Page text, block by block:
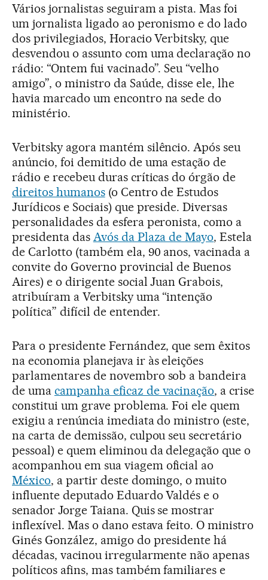
Vários jornalistas seguiram a pista. Mas foi
um jornalista ligado ao peronismo e do lado
dos privilegiados, Horacio Verbitsky, que
desvendou o assunto com uma declaração no
rádio: “Ontem fui vacinado”. Seu “velho
amigo”, o ministro da Saúde, disse ele, lhe
havia marcado um encontro na sede do
ministério.
Verbitsky agora mantém silêncio. Após seu
anúncio, foi demitido de uma estação de
rádio e recebeu duras críticas do órgão de
direitos humanos(o Centro de Estudos
Jurídicos e Sociais) que preside. Diversas
personalidades da esfera peronista, como a
presidenta das Avós da Plaza de Mayo, Estela
de Carlotto (também ela, 90 anos, vacinada a
convite do Governo provincial de Buenos
Aires) e o dirigente social Juan Grabois,
atribuíram a Verbitsky uma “intenção
política” difícil de entender.
Para o presidente Fernández, que sem êxitos
na economia planejava ir às eleições
parlamentares de novembro sob a bandeira
de uma campanha eficaz de vacinação, a crise
constitui um grave problema. Foi ele quem
exigiu a renúncia imediata do ministro (este,
na carta de demissão, culpou seu secretário
pessoal) e quem eliminou da delegação que o
acompanhou em sua viagem oficial ao
México, a partir deste domingo, o muito
influente deputado Eduardo Valdés e o
senador Jorge Taiana. Quis se mostrar
inflexível. Mas o dano estava feito. O ministro
Ginés González, amigo do presidente há
décadas, vacinou irregularmente não apenas
políticos afins, mas também familiares e